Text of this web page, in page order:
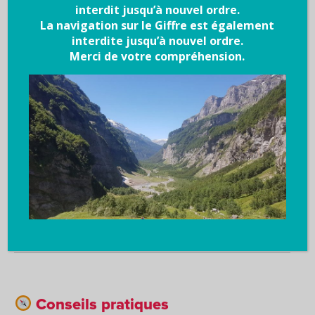
Pourquoi choisir cette randonnée ?
Unebalade courte et facile
Uncadre naturel exceptionnel
Des
cascades spectaculaires au printemps
Une alternative sûrelorsque le fond de la combe
est fermé
Conseils pratiques
interdit jusqu’à nouvel ordre.
La navigation sur le Giffre est également
interdite jusqu’à nouvel ordre.
Merci de votre compréhension.